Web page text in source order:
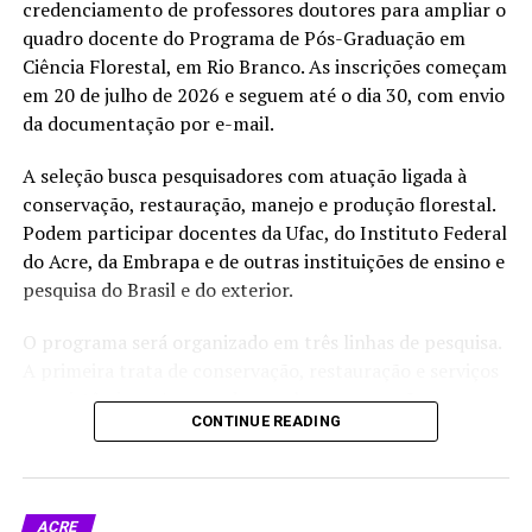
UP NEXT
Ministro Waldez Góes anuncia ações para saneamento e
desenvolvimento no Acre
DON'T MISS
credenciamento de professores doutores para ampliar o
quadro docente do Programa de Pós-Graduação em
Ciência Florestal, em Rio Branco. As inscrições começam
em 20 de julho de 2026 e seguem até o dia 30, com envio
da documentação por e-mail.
A seleção busca pesquisadores com atuação ligada à
conservação, restauração, manejo e produção florestal.
Podem participar docentes da Ufac, do Instituto Federal
do Acre, da Embrapa e de outras instituições de ensino e
pesquisa do Brasil e do exterior.
O programa será organizado em três linhas de pesquisa.
ecossistêmicos. A segunda envolve propagação,
implantação e condução florestal. A terceira reúne
produção florestal. A proposta é formar um corpo
docente voltado a temas ligados à floresta amazônica, à
CONTINUE READING
ACRE